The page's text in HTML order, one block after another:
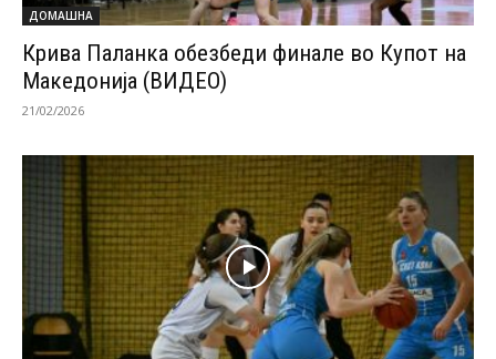
ДОМАШНА
Крива Паланка обезбеди финале во Купот на
Македонија (ВИДЕО)
21/02/2026